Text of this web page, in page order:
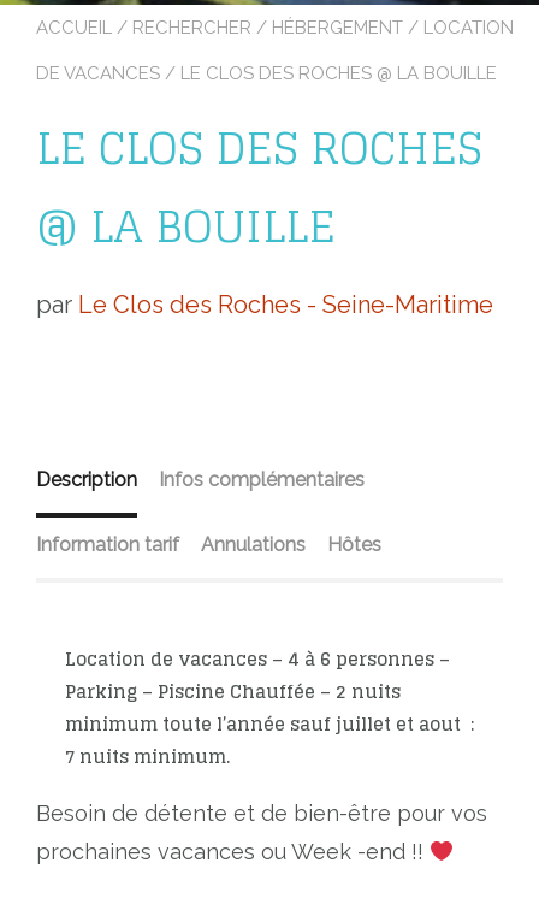
ACCUEIL / RECHERCHER / HÉBERGEMENT / LOCATION
DE VACANCES / LE CLOS DES ROCHES @ LA BOUILLE
LE CLOS DES ROCHES
@ LA BOUILLE
par Le Clos des Roches - Seine-Maritime
Description Infos complémentaires
Information tarif Annulations Hôtes
Location de vacances – 4 à 6 personnes –
Parking – Piscine Chauffée – 2 nuits
minimum toute l’année sauf juillet et aout :
7 nuits minimum.
Besoin de détente et de bien-être pour vos
prochaines vacances ou Week -end !!